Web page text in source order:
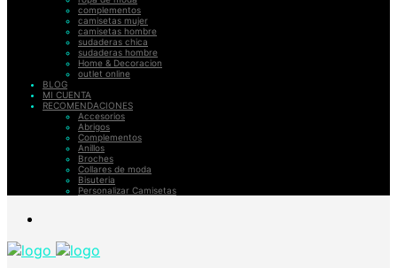
complementos
camisetas mujer
camisetas hombre
sudaderas chica
sudaderas hombre
Home & Decoracion
outlet online
BLOG
MI CUENTA
RECOMENDACIONES
Accesorios
Abrigos
Complementos
Anillos
Broches
Collares de moda
Bisuteria
Personalizar Camisetas